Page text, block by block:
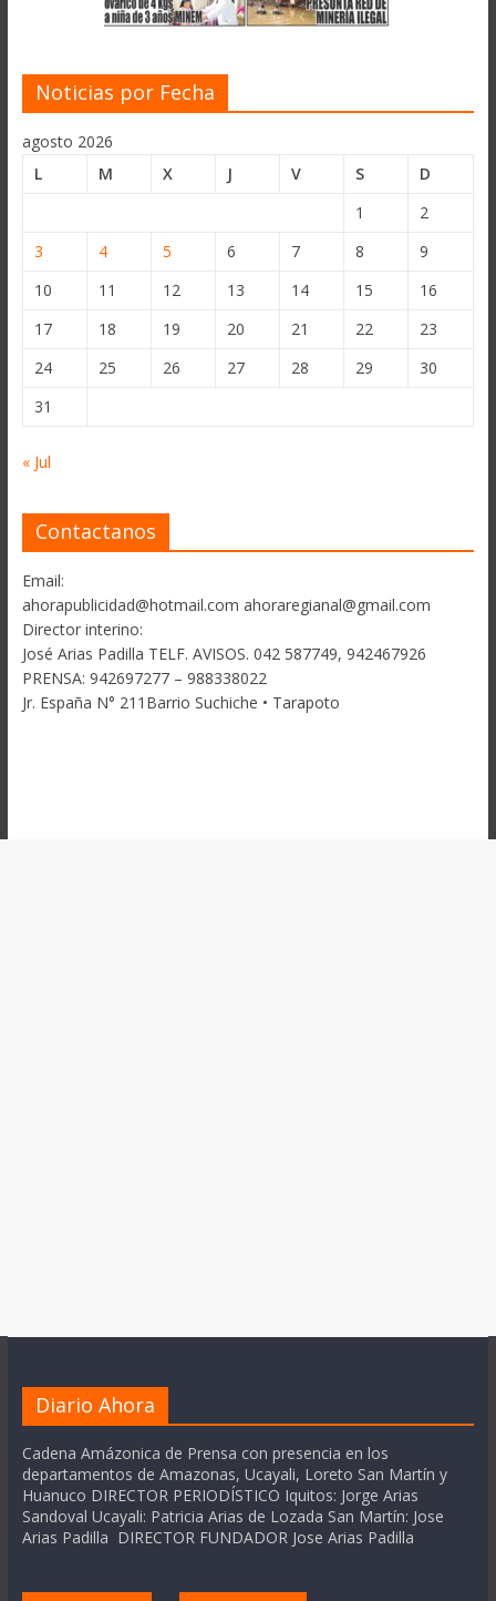
Noticias por Fecha
agosto 2026
L
M X J V S
D
1
2
3
4 5 6 7 8
9
10
11 12 13 14 15
16
17
18 19 20 21 22
23
24
25 26 27 28 29
30
31
« Jul
Contactanos
Email:
ahorapublicidad@hotmail.com ahoraregianal@gmail.com
Director interino:
José Arias Padilla TELF. AVISOS. 042 587749, 942467926
PRENSA: 942697277 – 988338022
Jr. España N° 211Barrio Suchiche • Tarapoto
Diario Ahora
Cadena Amázonica de Prensa con presencia en los
departamentos de Amazonas, Ucayali, Loreto San Martín y
Huanuco DIRECTOR PERIODÍSTICO Iquitos: Jorge Arias
Sandoval Ucayali: Patricia Arias de Lozada San Martín: Jose
Arias Padilla DIRECTOR FUNDADOR Jose Arias Padilla